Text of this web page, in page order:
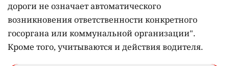
дороги не означает автоматического
возникновения ответственности конкретного
госоргана или коммунальной организации".
Кроме того, учитываются и действия водителя.